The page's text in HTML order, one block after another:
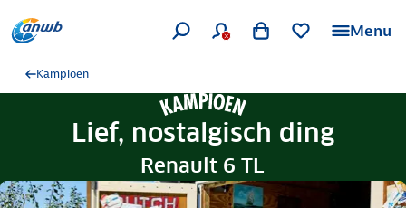
Menu
Kampioen
Lief, nostalgisch ding
Renault 6 TL